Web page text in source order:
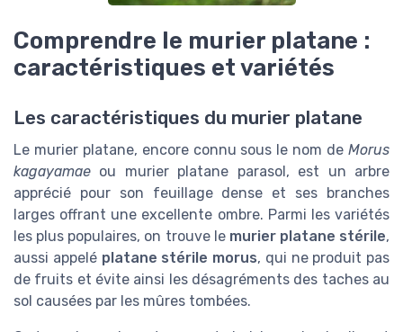
Comprendre le murier platane :
caractéristiques et variétés
Les caractéristiques du murier platane
Le murier platane, encore connu sous le nom de Morus
kagayamae ou murier platane parasol, est un arbre
apprécié pour son feuillage dense et ses branches
larges offrant une excellente ombre. Parmi les variétés
les plus populaires, on trouve le murier platane stérile,
aussi appelé platane stérile morus, qui ne produit pas
de fruits et évite ainsi les désagréments des taches au
sol causées par les mûres tombées.